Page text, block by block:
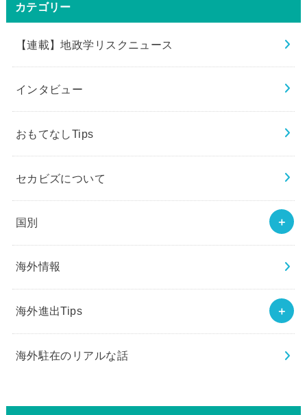
カテゴリー
【連載】地政学リスクニュース
インタビュー
おもてなしTips
セカビズについて
国別
海外情報
海外進出Tips
海外駐在のリアルな話